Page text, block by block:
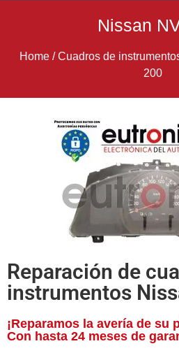
Nissan
Home/Cuadros de
200
Reparación de
instrumentos
¡Reparamos la avería de su
Con hasta 24 meses de